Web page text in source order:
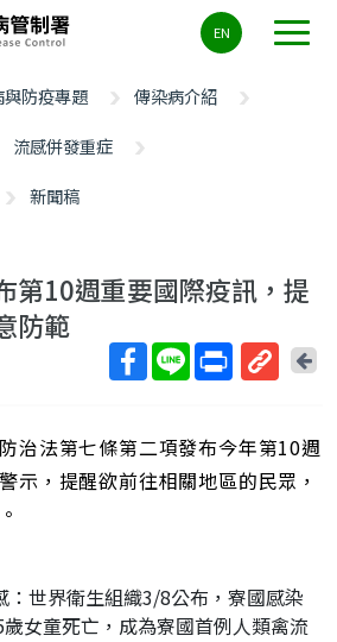
EN
防疫專題
傳染病介紹
流感併發重症
新聞稿
第10週重要國際疫訊，提
防範
短
網
回
頁
治法第七條第二項發布今年第10週
示，提醒欲前往相關地區的民眾，
世界衛生組織3/8公布，寮國感染
女童死亡，成為寮國首例人類禽流